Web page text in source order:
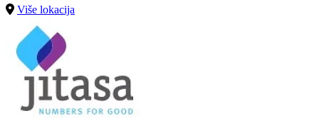
Više lokacija